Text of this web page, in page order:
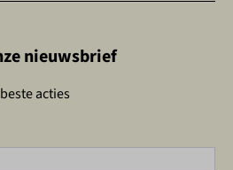
nieuwsbrief
acties